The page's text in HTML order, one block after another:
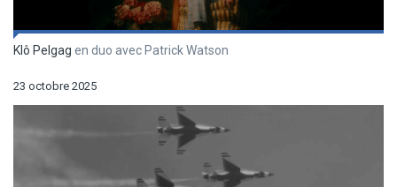
Klô Pelgag en duo avec Patrick Watson
23 octobre 2025